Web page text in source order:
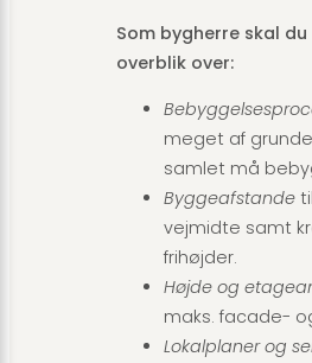
Som bygherre skal
overblik over:
meget af
samlet må
Byggeafstande
vejmidte samt
frihøjder.
Højde og
maks. facade-
Lokalplaner og